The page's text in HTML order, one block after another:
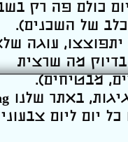
כולם פה רק
של השכנים).
עוגה
מה שרצית
מבטיחים).
יום ליום